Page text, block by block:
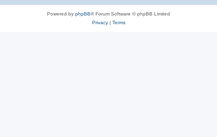
Powered by phpBB® Forum Software © phpBB Limited
Privacy| Terms